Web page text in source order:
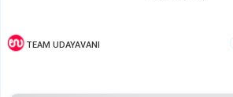
TEAM UDAYAVANI